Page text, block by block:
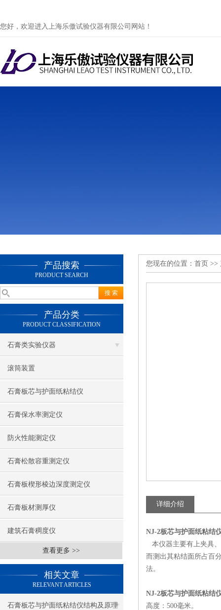
您好，欢迎进入上海乐傲试验仪器有限公司网站！
产品搜索
PRODUCT SEARCH
产品分类
PRODUCT CLASSIFICATION
石膏类实验仪器
滚筒装置
石膏板芯与护面纸粘结仪
石膏保水率测定仪
防火性能测定仪
石膏松散容重测定仪
石膏板楔形棱边深度测定仪
石膏板材测厚仪
建筑石膏稠度仪
查看更多 >>
相关文章
RELEVANT ARTICLES
石膏板芯与护面纸粘结仪结构及原理
您现在的位置： 首页 >>
详细介绍
NJ-2板芯与护面纸粘结
本仪器主要有上夹具
而测出其粘结面所占百
法。
NJ-2板芯与护面纸粘结
高度：500毫米。